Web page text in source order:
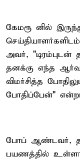
கேமரூ னில்
அவர், "டிரம்புடன்
தனக்கு எந்த
விமர்சித்த
போதிப்பேன்"
போப் ஆண்டவர்,
பயணத்தில்